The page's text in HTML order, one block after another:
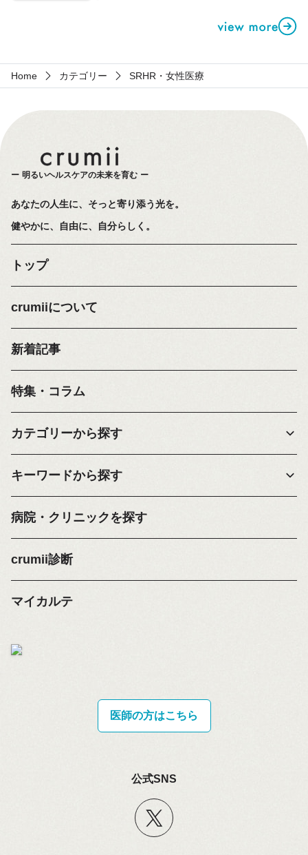
Home カテゴリー SRHR・女性医療
明るいヘルスケアの未来を育む
あなたの人生に、そっと寄り添う光を。
健やかに、自由に、自分らしく。
トップ
crumiiについて
新着記事
特集・コラム
カテゴリーから探す
キーワードから探す
病院・クリニックを探す
crumii診断
マイカルテ
医師の方はこちら
公式SNS